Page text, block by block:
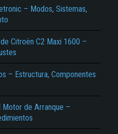
– Modos, Sistemas,
Citroën C2 Maxi 1600 –
– Estructura, Componentes
Motor de Arranque –